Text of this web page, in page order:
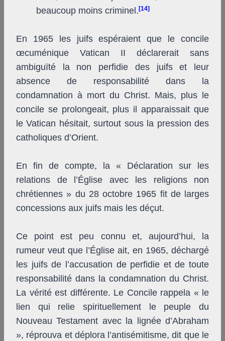
beaucoup moins criminel. [14]
En 1965 les juifs espéraient que le concile
œcuménique Vatican II déclarerait sans
ambiguïté la non perfidie des juifs et leur
absence de responsabilité dans la
condamnation à mort du Christ. Mais, plus le
concile se prolongeait, plus il apparaissait que
le Vatican hésitait, surtout sous la pression des
catholiques d’Orient.
En fin de compte, la « Déclaration sur les
relations de l’Église avec les religions non
chrétiennes » du 28 octobre 1965 fit de larges
concessions aux juifs mais les déçut.
Ce point est peu connu et, aujourd’hui, la
rumeur veut que l’Église ait, en 1965, déchargé
les juifs de l’accusation de perfidie et de toute
responsabilité dans la condamnation du Christ.
La vérité est différente. Le Concile rappela « le
lien qui relie spirituellement le peuple du
Nouveau Testament avec la lignée d’Abraham
», réprouva et déplora l’antisémitisme, dit que le